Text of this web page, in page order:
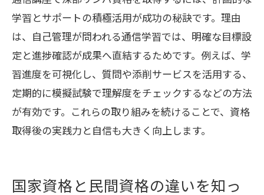
学習とサポートの積極活用が成功の秘訣です。理由
は、自己管理が問われる通信学習では、明確な目標設
定と進捗確認が成果へ直結するためです。例えば、学
習進度を可視化し、質問や添削サービスを活用する、
定期的に模擬試験で理解度をチェックするなどの方法
が有効です。これらの取り組みを続けることで、資格
取得後の実践力と自信も大きく向上します。
国家資格と民間資格の違いを知っ